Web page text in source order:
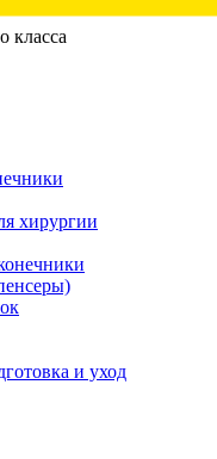
класса
хирургии
и уход